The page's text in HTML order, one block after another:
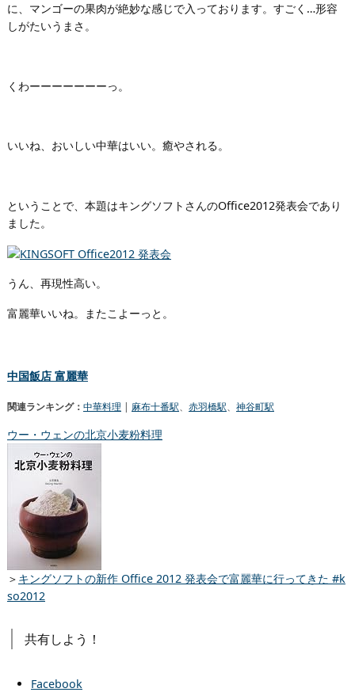
に、マンゴーの果肉が絶妙な感じで入っております。すごく…形容
しがたいうまさ。
くわーーーーーーーっ。
いいね、おいしい中華はいい。癒やされる。
ということで、本題はキングソフトさんのOffice2012発表会であり
ました。
うん、再現性高い。
富麗華いいね。またこよーっと。
中国飯店 富麗華
関連ランキング： 中華料理 | 麻布十番駅、 赤羽橋駅、 神谷町駅
ウー・ウェンの北京小麦粉料理
＞ キングソフトの新作 Office 2012 発表会で富麗華に行ってきた #k
so2012
共有しよう！
Facebook